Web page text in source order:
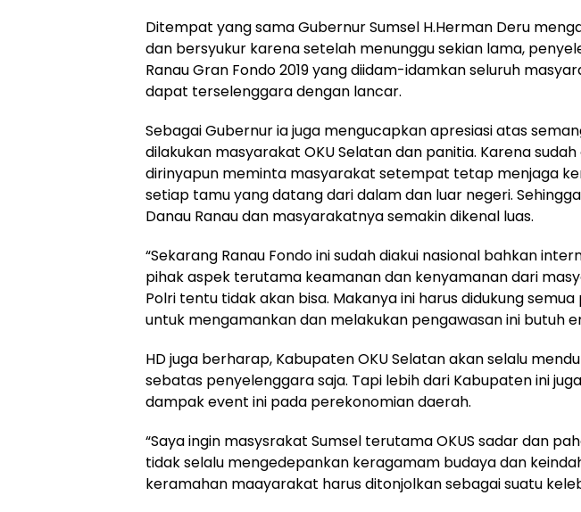
Ditempat yang sama Gubernur Sumsel H.Herman Deru
dan bersyukur karena setelah menunggu sekian lama,
Ranau Gran Fondo 2019 yang diidam-idamkan seluruh
dapat terselenggara dengan lancar.
Sebagai Gubernur ia juga mengucapkan apresiasi atas
dilakukan masyarakat OKU Selatan dan panitia. Karena
dirinyapun meminta masyarakat setempat tetap menjaga
setiap tamu yang datang dari dalam dan luar negeri.
Danau Ranau dan masyarakatnya semakin dikenal luas.
“Sekarang Ranau Fondo ini sudah diakui nasional bahkan
pihak aspek terutama keamanan dan kenyamanan dari
Polri tentu tidak akan bisa. Makanya ini harus didukung semua
untuk mengamankan dan melakukan pengawasan ini butuh
HD juga berharap, Kabupaten OKU Selatan akan selalu
sebatas penyelenggara saja. Tapi lebih dari Kabupaten ini
dampak event ini pada perekonomian daerah.
“Saya ingin masysrakat Sumsel terutama OKUS sadar dan
tidak selalu mengedepankan keragamam budaya dan
keramahan maayarakat harus ditonjolkan sebagai suatu